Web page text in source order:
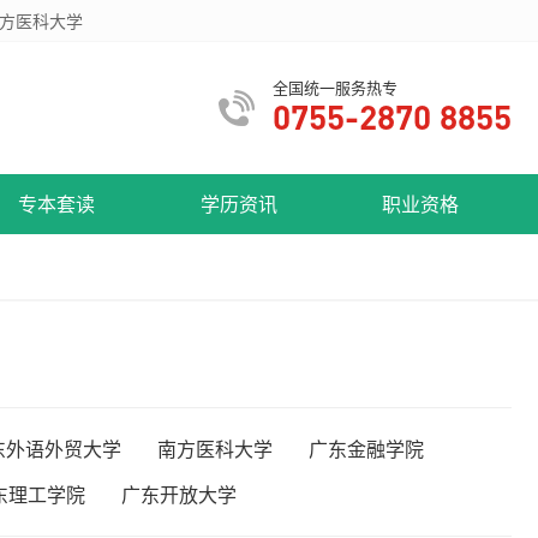
医科大学
全国统一服务热专
0755-2870 8855
专本套读 学历资讯 职业资格
外语外贸大学 南方医科大学
广东金融学院
理工学院
广东开放大学